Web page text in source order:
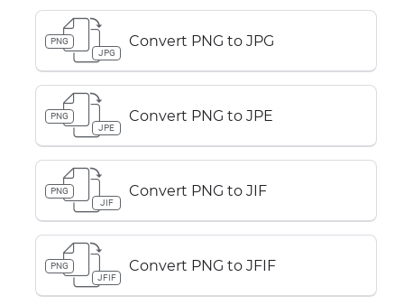
PNG
JPG
Convert PNG to JPG
PNG
JPE
Convert PNG to JPE
PNG
JIF
Convert PNG to JIF
PNG
JFIF
Convert PNG to JFIF